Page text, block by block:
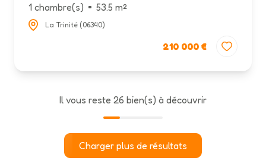
1 chambre(s)
53.5 m²
La Trinité (06340)
210 000 €
Il vous reste 26 bien(s) à découvrir
Charger plus de résultats